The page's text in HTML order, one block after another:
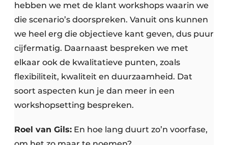
hebben we met de klant workshops waarin we
die scenario’s doorspreken. Vanuit ons kunnen
we heel erg die objectieve kant geven, dus puur
cijfermatig. Daarnaast bespreken we met
elkaar ook de kwalitatieve punten, zoals
flexibiliteit, kwaliteit en duurzaamheid. Dat
soort aspecten kun je dan meer in een
workshopsetting bespreken.
Roel van Gils: En hoe lang duurt zo’n voorfase,